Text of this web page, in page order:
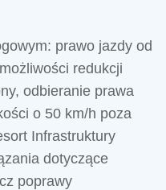
prawo jazdy od
redukcji
odbieranie prawa
o 50 km/h poza
Infrastruktury
dotyczące
poprawy